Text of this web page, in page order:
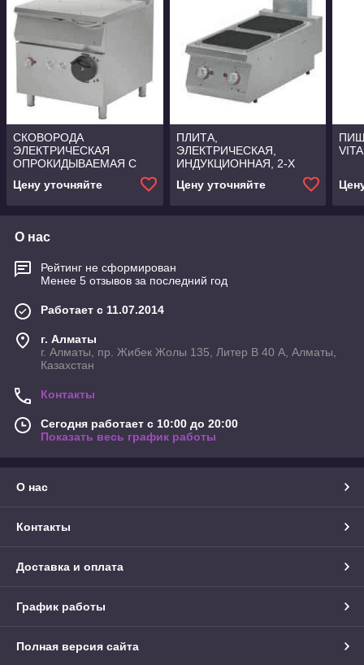
СКОВОРОДА
ЭЛЕКТРИЧЕСКАЯ
ОПРОКИДЫВАЕМАЯ С
Цену уточняйте
ПЛИТА,
ЭЛЕКТРИЧЕСКАЯ,
ИНДУКЦИОННАЯ, 2-Х
Цену уточняйте
О нас
Рейтинг не сформирован
Менее 5 отзывов за последний год
Работает с 11.07.2014
г. Алматы
г. Алматы, пр. Жибек Жолы 135, Литер В 40 А, Алматы,
Казахстан
Контакты
Сегодня работает с 10:00 до 20:00
Показать весь график работы
О нас
Контакты
Доставка и оплата
График работы
Полная версия сайта